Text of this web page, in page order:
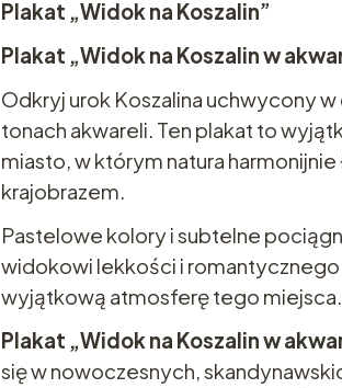
Plakat „Widok na Koszalin”
Plakat „Widok na Koszalin w
Odkryj urok Koszalina uchwycony
tonach akwareli. Ten plakat to
miasto, w którym natura harmonijnie
krajobrazem.
Pastelowe kolory i subtelne
widokowi lekkości i
wyjątkową atmosferę tego miejsca.
Plakat „Widok na Koszalin w
się w nowoczesnych,